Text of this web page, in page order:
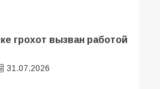
грохот вызван работой
31.07.2026